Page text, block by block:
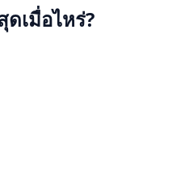
เมื่อไหร่?